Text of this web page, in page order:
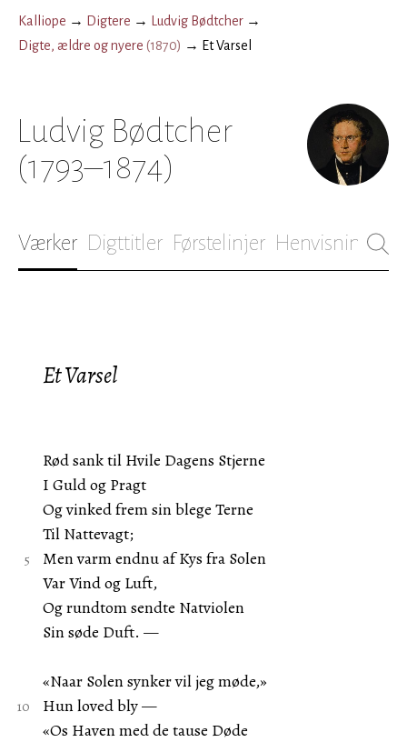
Kalliope → Digtere → Ludvig Bødtcher →
Digte, ældre og nyere (1870) → Et Varsel
Ludvig Bødtcher
(1793–1874)
Værker Digttitler Førstelinjer Henvisninger
Et Varsel
Rød sank til Hvile Dagens Stjerne
I Guld og Pragt
Og vinked frem sin blege Terne
Til Nattevagt;
Men varm endnu af Kys fra Solen
Var Vind og Luft,
Og rundtom sendte Natviolen
Sin søde Duft. —
«Naar Solen synker vil jeg møde,»
Hun loved bly —
«Os Haven med de tause Døde